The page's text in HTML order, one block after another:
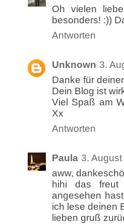
Oh vielen
besonders! :))
Antworten
Unknown 3.
Danke für
Dein Blog ist
Viel Spaß am
Xx
Antworten
Paula 3.
aww,
hihi das freut
angesehen
ich lese deinen
lieben gruß